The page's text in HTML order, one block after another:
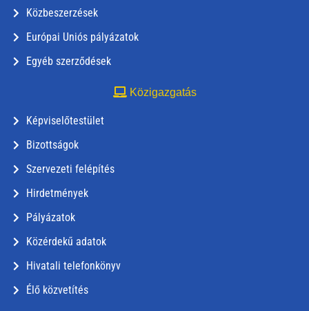
Közbeszerzések
Európai Uniós pályázatok
Egyéb szerződések
Közigazgatás
Képviselőtestület
Bizottságok
Szervezeti felépítés
Hirdetmények
Pályázatok
Közérdekű adatok
Hivatali telefonkönyv
Élő közvetítés